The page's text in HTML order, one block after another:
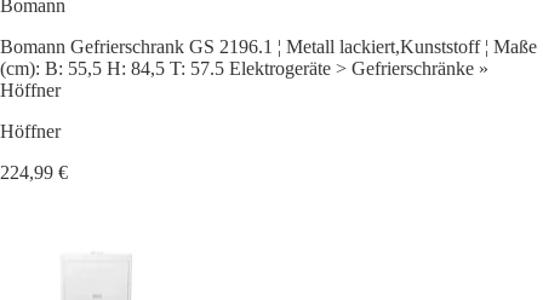
Bomann
Bomann Gefrierschrank GS 2196.1 ¦ Metall lackiert,Kunststoff ¦ Maße
(cm): B: 55,5 H: 84,5 T: 57.5 Elektrogeräte > Gefrierschränke »
Höffner
Höffner
224,99 €